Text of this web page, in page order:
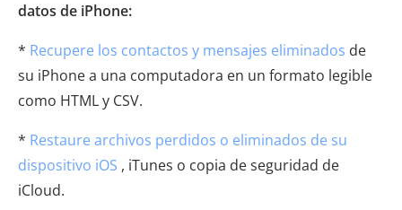
datos de iPhone:
* Recupere los contactos y mensajes eliminados de
su iPhone a una computadora en un formato legible
como HTML y CSV.
* Restaure archivos perdidos o eliminados de su
dispositivo iOS , iTunes o copia de seguridad de
iCloud.